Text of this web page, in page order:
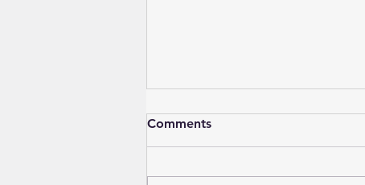
Comments